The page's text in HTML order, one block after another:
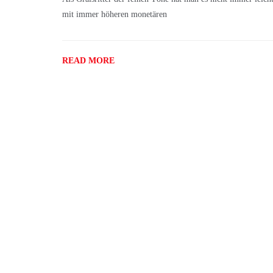
mit immer höheren monetären
READ MORE